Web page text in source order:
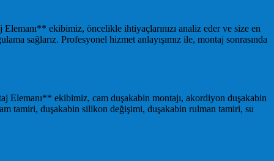
ekibimiz, öncelikle ihtiyaçlarınızı analiz eder ve size en
sağlarız. Profesyonel hizmet anlayışımız ile, montaj sonrasında
Elemanı** ekibimiz, cam duşakabin montajı, akordiyon duşakabin
tamiri, duşakabin silikon değişimi, duşakabin rulman tamiri, su